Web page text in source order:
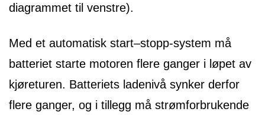
diagrammet til venstre).
Med et automatisk start–stopp-system må
batteriet starte motoren flere ganger i løpet av
kjøreturen. Batteriets ladenivå synker derfor
flere ganger, og i tillegg må strømforbrukende